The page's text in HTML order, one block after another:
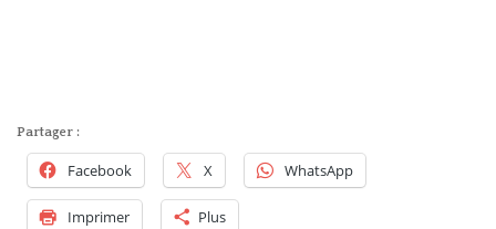
Partager :
Facebook X WhatsApp
Imprimer Plus